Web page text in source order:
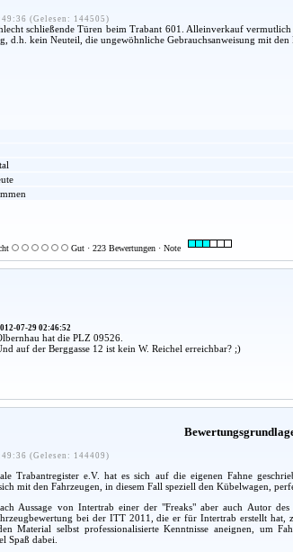
(Gelesen: 144505)
schließende Türen beim Trabant 601. Alleinverkauf
d.h. kein Neuteil, die ungewöhnliche Gebrauchsanweisung mit
Gut · 223 Bewertungen · Note
07-29 02:46:52
hat die PLZ 09526.
auf der Berggasse 12 ist kein W. Reichel erreichbar? ;)
(Gelesen: 144409)
Trabantregister e.V. hat es sich auf die eigenen Fahne
mit den Fahrzeugen, in diesem Fall speziell den Kübelwagen,
Aussage von Intertrab einer der "Freaks" aber auch Autor des
bei der ITT 2011, die er für Intertrab erstellt
Material selbst professionalisierte Kenntnisse aneignen, um
Spaß dabei.